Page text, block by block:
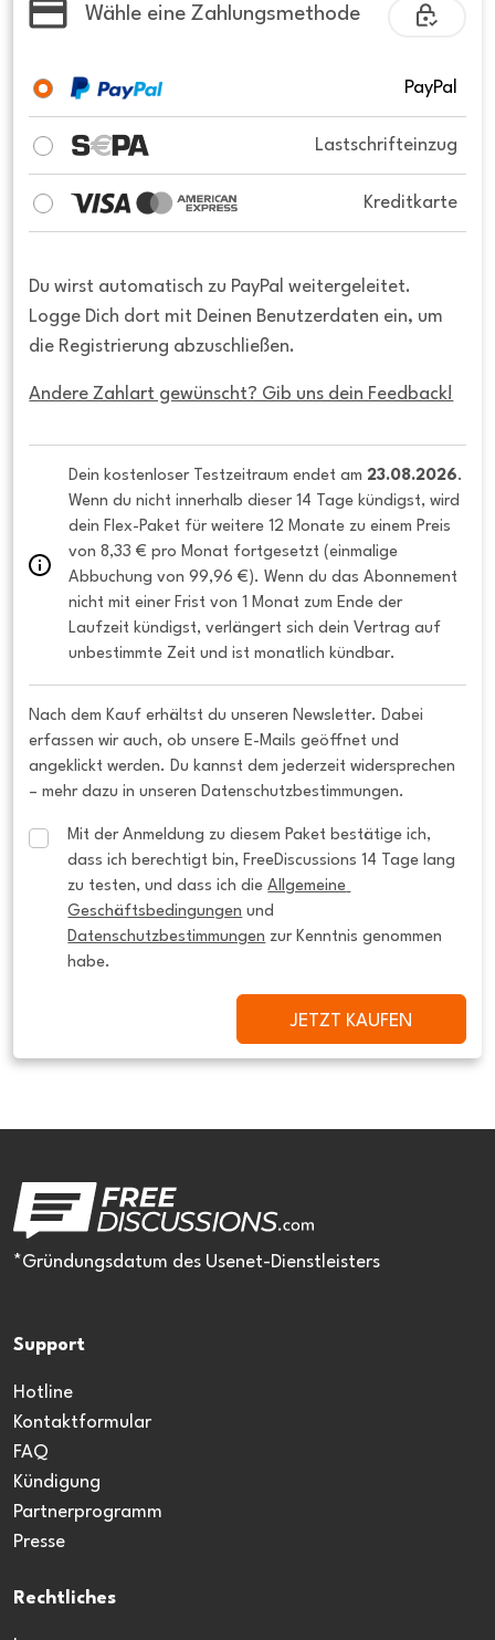
Wähle eine Zahlungsmethode
PayPal
Lastschrifteinzug
Kreditkarte
Du wirst automatisch zu PayPal weitergeleitet.
Logge Dich dort mit Deinen Benutzerdaten ein, um
die Registrierung abzuschließen.
Andere Zahlart gewünscht? Gib uns dein Feedback!
Dein kostenloser Testzeitraum endet am 23.08.2026.
Wenn du nicht innerhalb dieser 14 Tage kündigst, wird
dein Flex-Paket für weitere 12 Monate zu einem Preis
von 8,33 € pro Monat fortgesetzt (einmalige
Abbuchung von 99,96 €). Wenn du das Abonnement
nicht mit einer Frist von 1 Monat zum Ende der
Laufzeit kündigst, verlängert sich dein Vertrag auf
unbestimmte Zeit und ist monatlich kündbar.
Nach dem Kauf erhältst du unseren Newsletter. Dabei
erfassen wir auch, ob unsere E-Mails geöffnet und
angeklickt werden. Du kannst dem jederzeit widersprechen
– mehr dazu in unseren Datenschutzbestimmungen.
Mit der Anmeldung zu diesem Paket bestätige ich,
dass ich berechtigt bin, FreeDiscussions 14 Tage lang
zu testen, und dass ich die Allgemeine
Geschäftsbedingungen
Datenschutzbestimmungen zur Kenntnis genommen
habe.
JETZT KAUFEN
*Gründungsdatum des Usenet-Dienstleisters
Support
Hotline
Kontaktformular
FAQ
Kündigung
Partnerprogramm
Presse
Rechtliches